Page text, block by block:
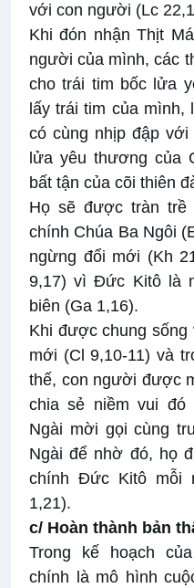
với con người (Lc
Khi đón nhận Thịt
người của mình, các
cho trái tim bốc lửa
lấy trái tim của mình,
có cùng nhịp đập với
lửa yêu thương của
bất tận của cõi thiên
Họ sẽ được tràn trề
chính Chúa Ba Ngôi
ngừng đổi mới (Kh
9,17) vì Đức Kitô là
biên (Ga 1,16).
Khi được chung
mới (Cl 9,10-11) và
thế, con người được
chia sẻ niềm vui
Ngài mời gọi cùng
Ngài để nhờ đó, họ
chính Đức Kitô mỗi
1,21).
c/ Hoàn thành bản
Trong kế hoạch
chính là mô hình